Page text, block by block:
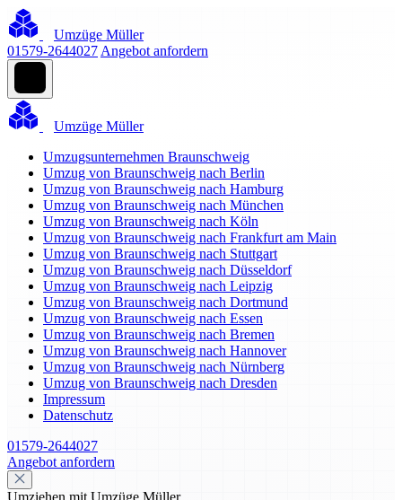
Umzüge Müller
01579-2644027 Angebot anfordern
Umzüge Müller
Umzugsunternehmen Braunschweig
Umzug von Braunschweig nach Berlin
Umzug von Braunschweig nach Hamburg
Umzug von Braunschweig nach München
Umzug von Braunschweig nach Köln
Umzug von Braunschweig nach Frankfurt am Main
Umzug von Braunschweig nach Stuttgart
Umzug von Braunschweig nach Düsseldorf
Umzug von Braunschweig nach Leipzig
Umzug von Braunschweig nach Dortmund
Umzug von Braunschweig nach Essen
Umzug von Braunschweig nach Bremen
Umzug von Braunschweig nach Hannover
Umzug von Braunschweig nach Nürnberg
Umzug von Braunschweig nach Dresden
Impressum
Datenschutz
01579-2644027
Angebot anfordern
Umziehen mit Umzüge Müller